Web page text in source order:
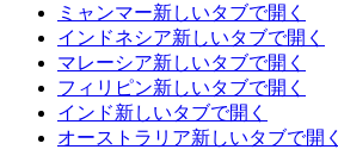
ミャンマー新しいタブで開く
インドネシア新しいタブで開く
マレーシア新しいタブで開く
フィリピン新しいタブで開く
インド新しいタブで開く
オーストラリア新しいタブで開く